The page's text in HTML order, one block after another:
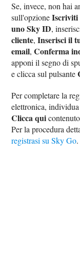
Se, invece, non hai
sull'opzioneIscriviti
uno Sky ID,
cliente,Inserisci il
email,Conferma
apponi il segno di
e clicca sul pulsante
Per completare la
elettronica,
Clicca qui
Per la procedura
registrasi su Sky Go.